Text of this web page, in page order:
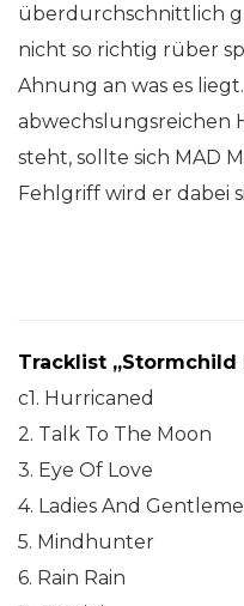
überdurchschnittlich
nicht so richtig rüber
Ahnung an was es
abwechslungsreichen
steht, sollte sich MAD
Fehlgriff wird er dabei
Tracklist „Stormchild
c1. Hurricaned
2. Talk To The Moon
3. Eye Of Love
4. Ladies And
5. Mindhunter
6. Rain Rain